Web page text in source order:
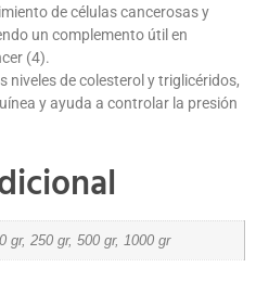
de células cancerosas y
un complemento útil en
(4).
niveles de colesterol y triglicéridos,
y ayuda a controlar la presión
gr, 250 gr, 500 gr, 1000 gr